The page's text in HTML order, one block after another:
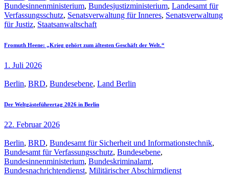
Bundesinnenministerium, Bundesjustizministerium, Landesamt für
Verfassungsschutz, Senatsverwaltung für Inneres, Senatsverwaltung
für Justiz, Staatsanwaltschaft
Fromuth Heene: „Krieg gehört zum ältesten Geschäft der Welt.“
1. Juli 2026
Berlin, BRD, Bundesebene, Land Berlin
Der Weltgästeführertag 2026 in Berlin
22. Februar 2026
Berlin, BRD, Bundesamt für Sicherheit und Informationstechnik,
Bundesamt für Verfassungsschutz, Bundesebene,
Bundesinnenministerium, Bundeskriminalamt,
Bundesnachrichtendienst, Militärischer Abschirmdienst